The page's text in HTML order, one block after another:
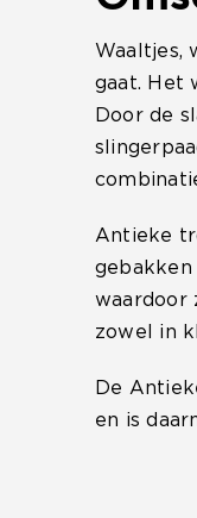
Waaltjes,
gaat. Het
Door de
Antieke
gebakken
waardoor
zowel in
De
en is